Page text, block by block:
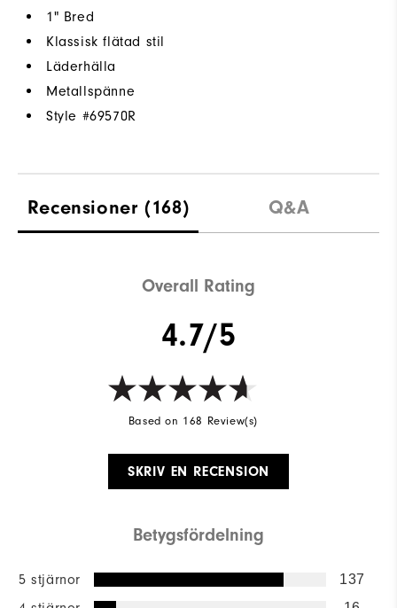
1" Bred
Klassisk flätad stil
Läderhälla
Metallspänne
Style #69570R
Recensioner (168) Q&A
Overall Rating
4.7/5
Based on 168 Review(s)
SKRIV EN RECENSION
Betygsfördelning
5 stjärnor 137